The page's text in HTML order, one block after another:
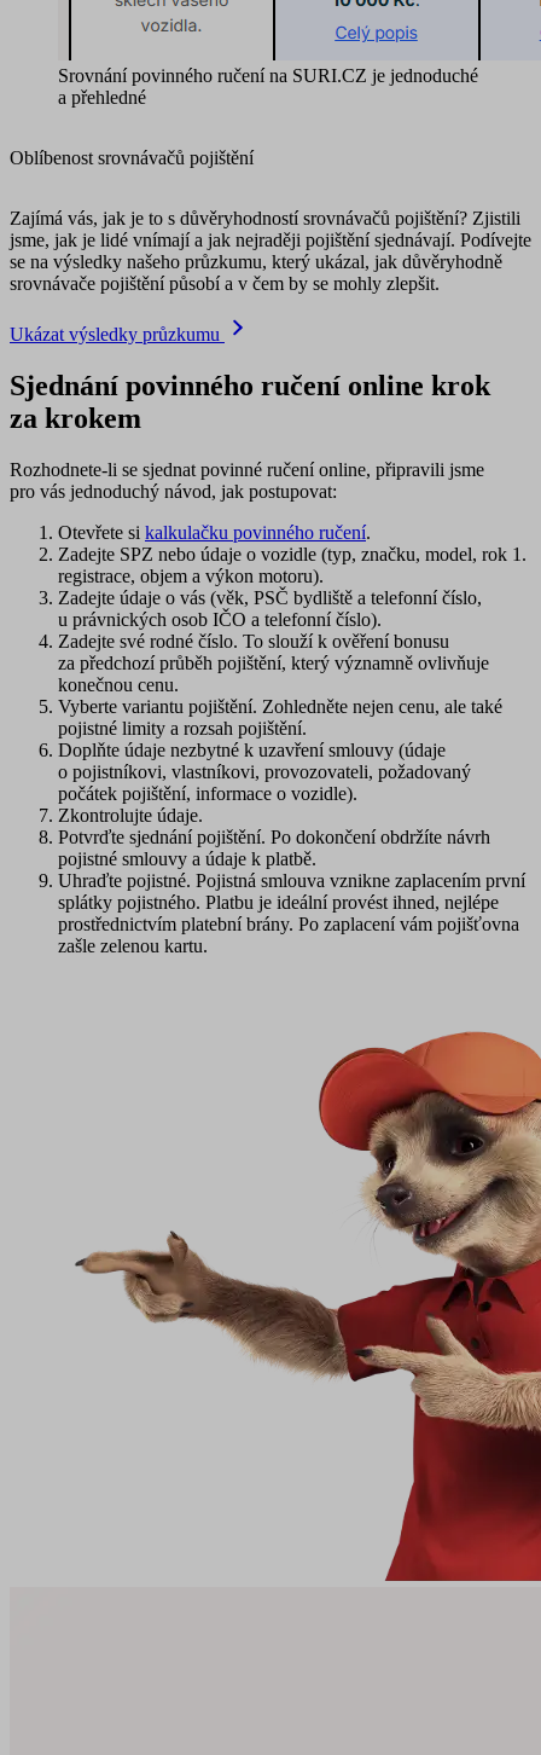
Srovnání povinného ručení na SURI.CZ je jednoduché
a přehledné
Oblíbenost srovnávačů pojištění
Zajímá vás, jak je to s důvěryhodností srovnávačů pojištění? Zjistili
jsme, jak je lidé vnímají a jak nejraději pojištění sjednávají. Podívejte
se na výsledky našeho průzkumu, který ukázal, jak důvěryhodně
srovnávače pojištění působí a v čem by se mohly zlepšit.
Ukázat výsledky průzkumu
Sjednání povinného ručení online krok
za krokem
Rozhodnete-li se sjednat povinné ručení online, připravili jsme
pro vás jednoduchý návod, jak postupovat:
Otevřete si kalkulačku povinného ručení.
Zadejte SPZ nebo údaje o vozidle (typ, značku, model, rok 1.
registrace, objem a výkon motoru).
Zadejte údaje o vás (věk, PSČ bydliště a telefonní číslo,
u právnických osob IČO a telefonní číslo).
Zadejte své rodné číslo. To slouží k ověření bonusu
za předchozí průběh pojištění, který významně ovlivňuje
konečnou cenu.
Vyberte variantu pojištění. Zohledněte nejen cenu, ale také
pojistné limity a rozsah pojištění.
Doplňte údaje nezbytné k uzavření smlouvy (údaje
o pojistníkovi, vlastníkovi, provozovateli, požadovaný
počátek pojištění, informace o vozidle).
Zkontrolujte údaje.
Potvrďte sjednání pojištění. Po dokončení obdržíte návrh
pojistné smlouvy a údaje k platbě.
Uhraďte pojistné. Pojistná smlouva vznikne zaplacením první
splátky pojistného. Platbu je ideální provést ihned, nejlépe
prostřednictvím platební brány. Po zaplacení vám pojišťovna
zašle zelenou kartu.